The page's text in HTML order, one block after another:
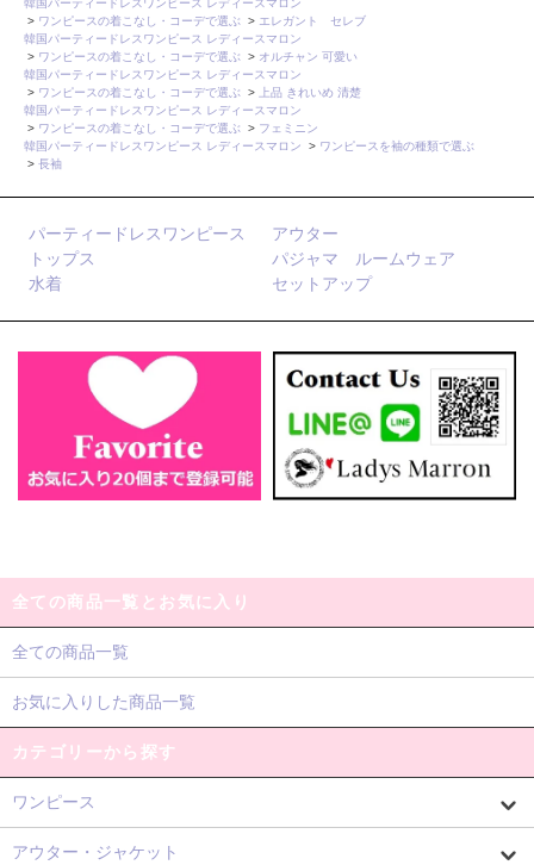
韓国パーティードレスワンピース レディースマロン
> ワンピースの着こなし・コーデで選ぶ > エレガント セレブ
韓国パーティードレスワンピース レディースマロン
> ワンピースの着こなし・コーデで選ぶ > オルチャン 可愛い
韓国パーティードレスワンピース レディースマロン
> ワンピースの着こなし・コーデで選ぶ >
上品 きれいめ 清楚
韓国パーティードレスワンピース レディースマロン
> ワンピースの着こなし・コーデで選ぶ > フェミニン
韓国パーティードレスワンピース レディースマロン
> ワンピースを袖の種類で選ぶ
> 長袖
パーティードレスワンピース
アウター
トップス
パジャマ ルームウェア
水着
セットアップ
全ての商品一覧とお気に入り
全ての商品一覧
お気に入りした商品一覧
カテゴリーから探す
ワンピース
アウター・ジャケット